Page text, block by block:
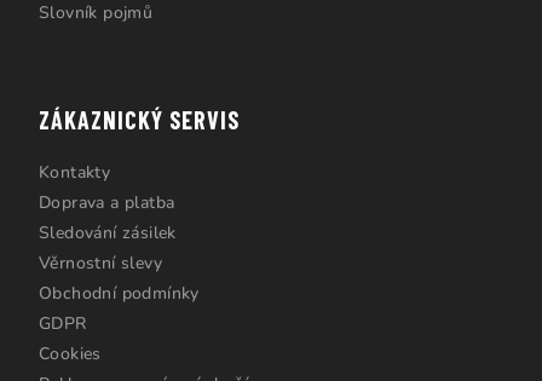
Slovník pojmů
ZÁKAZNICKÝ SERVIS
Kontakty
Doprava a platba
Sledování zásilek
Věrnostní slevy
Obchodní podmínky
GDPR
Cookies